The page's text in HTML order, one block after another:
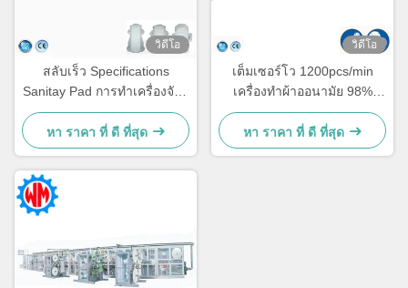
วิดีโอ
สลับเร็ว Specifications
Sanitay Pad การทําเครื่องจักร
5 ขนาดตามต้องการ
หา ราคา ที่ ดี ที่สุด
วิดีโอ
เต็มเซอร์โว 1200pcs/min
เครื่องทําผ้าออนามัย 98%
ประสิทธิภาพ การผลิตคงที่
หา ราคา ที่ ดี ที่สุด